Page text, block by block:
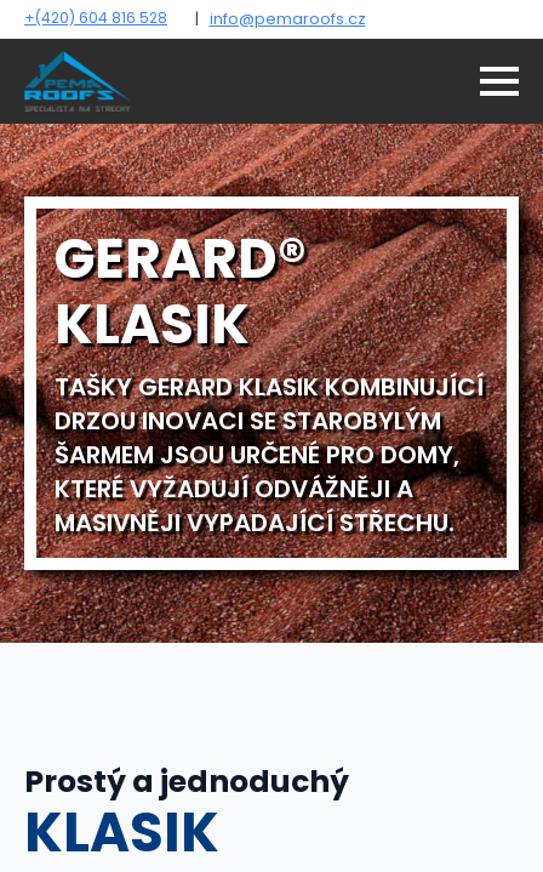
+(420) 604 816 528 | info@pemaroofs.cz
GERARD®
KLASIK
TAŠKY GERARD KLASIK KOMBINUJÍCÍ
DRZOU INOVACI SE STAROBYLÝM
ŠARMEM JSOU URČENÉ PRO DOMY,
KTERÉ VYŽADUJÍ ODVÁŽNĚJI A
MASIVNĚJI VYPADAJÍCÍ STŘECHU.
Prostý a jednoduchý
KLASIK